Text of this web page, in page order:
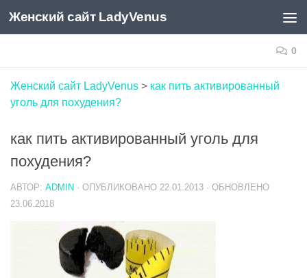
Skip to content
Женский сайт LadyVenus
0
Женский сайт LadyVenus > как пить активированный
уголь для похудения?
как пить активированный уголь для
похудения?
АВТОР: ADMIN · ОПУБЛИКОВАНО 22.01.2013 · ОБНОВЛЕНО
23.06.2018